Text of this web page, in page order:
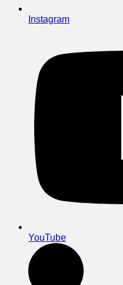
Instagram
YouTube